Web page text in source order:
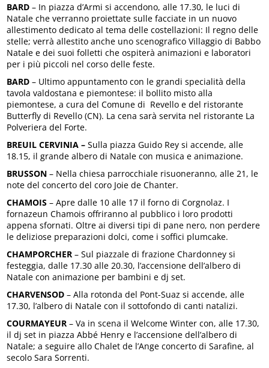
BARD – In piazza d’Armi si accendono, alle 17.30, le luci di
Natale che verranno proiettate sulle facciate in un nuovo
allestimento dedicato al tema delle costellazioni: Il regno delle
stelle; verrà allestito anche uno scenografico Villaggio di Babbo
Natale e dei suoi folletti che ospiterà animazioni e laboratori
per i più piccoli nel corso delle feste.
BARD – Ultimo appuntamento con le grandi specialità della
tavola valdostana e piemontese: il bollito misto alla
piemontese, a cura del Comune di Revello e del ristorante
Butterfly di Revello (CN). La cena sarà servita nel ristorante La
Polveriera del Forte.
BREUIL CERVINIA – Sulla piazza Guido Rey si accende, alle
18.15, il grande albero di Natale con musica e animazione.
BRUSSON – Nella chiesa parrocchiale risuoneranno, alle 21, le
note del concerto del coro Joie de Chanter.
CHAMOIS – Apre dalle 10 alle 17 il forno di Corgnolaz. I
fornazeun Chamois offriranno al pubblico i loro prodotti
appena sfornati. Oltre ai diversi tipi di pane nero, non perdere
le deliziose preparazioni dolci, come i soffici plumcake.
CHAMPORCHER – Sul piazzale di frazione Chardonney si
festeggia, dalle 17.30 alle 20.30, l’accensione dell’albero di
Natale con animazione per bambini e dj set.
CHARVENSOD – Alla rotonda del Pont-Suaz si accende, alle
17.30, l’albero di Natale con il sottofondo di canti natalizi.
COURMAYEUR – Va in scena il Welcome Winter con, alle 17.30,
il dj set in piazza Abbé Henry e l’accensione dell’albero di
Natale; a seguire allo Chalet de l’Ange concerto di Sarafine, al
secolo Sara Sorrenti.